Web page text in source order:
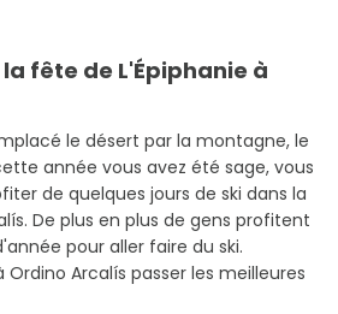
fête de L'Épiphanie à
le désert par la montagne, le
année vous avez été sage, vous
de quelques jours de ski dans la
De plus en plus de gens profitent
pour aller faire du ski.
Ordino Arcalís passer les meilleures